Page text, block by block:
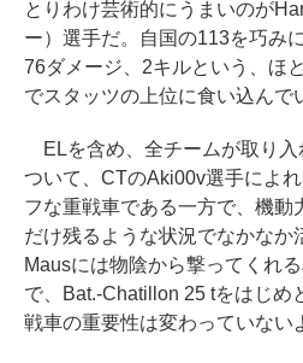
とりわけ芸術的にうまいのが
ー）選手だ。自国の113を巧み
76ダメージ、2キルという、ほ
でスタッツの上位に食い込んで
ELを含め、全チームが取り入
ついて、CTのAki00v選手によ
フな重戦車である一方で、機動
だけ残るような状況でなかなか
Mausには物陰から撃ってくれ
で、Bat.-Chatillon 25 tをはじめ
戦車の重要性は変わっていない